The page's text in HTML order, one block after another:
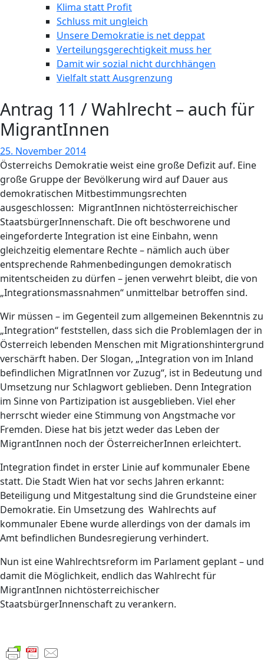
Klima statt Profit
Schluss mit ungleich
Unsere Demokratie is net deppat
Verteilungsgerechtigkeit muss her
Damit wir sozial nicht durchhängen
Vielfalt statt Ausgrenzung
Antrag 11 / Wahlrecht – auch für
MigrantInnen
25. November 2014
Österreichs Demokratie weist eine große Defizit auf. Eine
große Gruppe der Bevölkerung wird auf Dauer aus
demokratischen Mitbestimmungsrechten
ausgeschlossen: MigrantInnen nichtösterreichischer
StaatsbürgerInnenschaft. Die oft beschworene und
eingeforderte Integration ist eine Einbahn, wenn
gleichzeitig elementare Rechte – nämlich auch über
entsprechende Rahmenbedingungen demokratisch
mitentscheiden zu dürfen – jenen verwehrt bleibt, die von
„Integrationsmassnahmen“ unmittelbar betroffen sind.
Wir müssen – im Gegenteil zum allgemeinen Bekenntnis zu
„Integration“ feststellen, dass sich die Problemlagen der in
Österreich lebenden Menschen mit Migrationshintergrund
verschärft haben. Der Slogan, „Integration von im Inland
befindlichen MigratInnen vor Zuzug“, ist in Bedeutung und
Umsetzung nur Schlagwort geblieben. Denn Integration
im Sinne von Partizipation ist ausgeblieben. Viel eher
herrscht wieder eine Stimmung von Angstmache vor
Fremden. Diese hat bis jetzt weder das Leben der
MigrantInnen noch der ÖsterreicherInnen erleichtert.
Integration findet in erster Linie auf kommunaler Ebene
statt. Die Stadt Wien hat vor sechs Jahren erkannt:
Beteiligung und Mitgestaltung sind die Grundsteine einer
Demokratie. Ein Umsetzung des Wahlrechts auf
kommunaler Ebene wurde allerdings von der damals im
Amt befindlichen Bundesregierung verhindert.
Nun ist eine Wahlrechtsreform im Parlament geplant – und
damit die Möglichkeit, endlich das Wahlrecht für
MigrantInnen nichtösterreichischer
StaatsbürgerInnenschaft zu verankern.